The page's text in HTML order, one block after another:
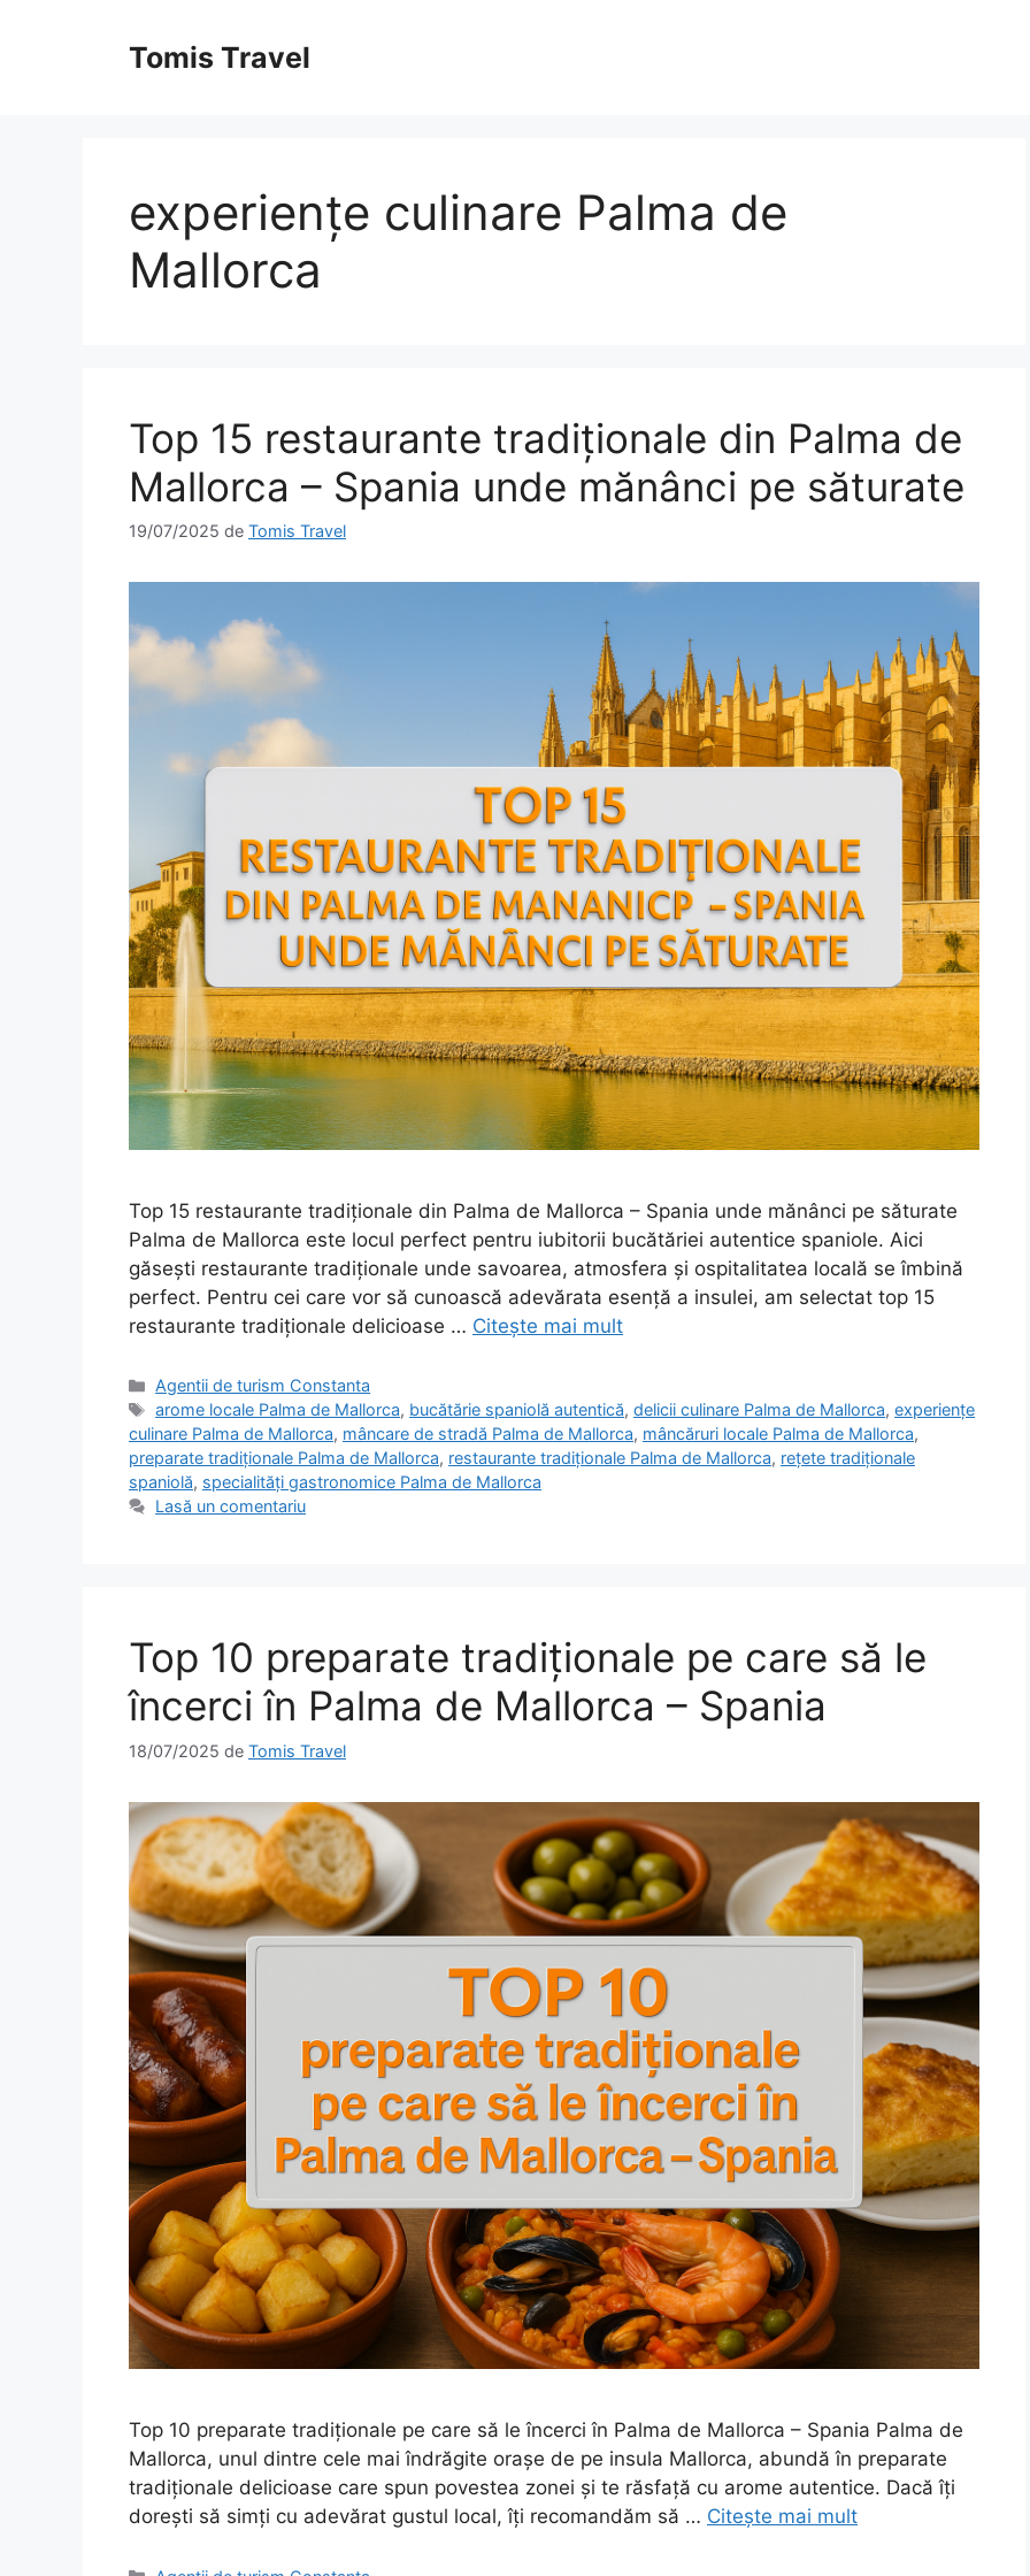
Tomis Travel
experiențe culinare Palma de
Mallorca
Top 15 restaurante tradiționale din Palma de
Mallorca – Spania unde mănânci pe săturate
19/07/2025 de Tomis Travel
Top 15 restaurante tradiționale din Palma de Mallorca – Spania unde mănânci pe săturate
Palma de Mallorca este locul perfect pentru iubitorii bucătăriei autentice spaniole. Aici
găsești restaurante tradiționale unde savoarea, atmosfera și ospitalitatea locală se îmbină
perfect. Pentru cei care vor să cunoască adevărata esență a insulei, am selectat top 15
restaurante tradiționale delicioase … Citește mai mult
Categorii
Agentii de turism Constanta
Etichete
arome locale Palma de Mallorca, bucătărie spaniolă autentică,delicii culinare Palma de Mallorca,experiențe
culinare Palma de Mallorca, mâncare de stradă Palma de Mallorca, mâncăruri locale Palma de Mallorca,
preparate tradiționale Palma de Mallorca, restaurante tradiționale Palma de Mallorca, rețete tradiționale
spaniolă, specialități gastronomice Palma de Mallorca
Lasă un comentariu
Top 10 preparate tradiționale pe care să le
încerci în Palma de Mallorca – Spania
18/07/2025 de Tomis Travel
Top 10 preparate tradiționale pe care să le încerci în Palma de Mallorca – Spania Palma de
Mallorca, unul dintre cele mai îndrăgite orașe de pe insula Mallorca, abundă în preparate
tradiționale delicioase care spun povestea zonei și te răsfață cu arome autentice. Dacă îți
dorești să simți cu adevărat gustul local, îți recomandăm să … Citește mai mult